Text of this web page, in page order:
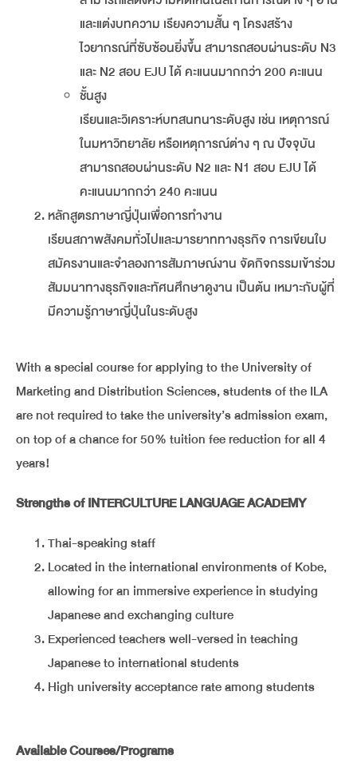
และแต่งบทความ เรียงความสั้น ๆ โครงสร้าง
ไวยากรณ์ที่ซับซ้อนยิ่งขึ้น สามารถสอบผ่านระดับ N3
และ N2 สอบ EJU ได้ คะแนนมากกว่า 200 คะแนน
ชั้นสูง
เรียนและวิเคราะห์บทสนทนาระดับสูง เช่น เหตุการณ์
ในมหาวิทยาลัย หรือเหตุการณ์ต่าง ๆ ณ ปัจจุบัน
สามารถสอบผ่านระดับ N2 และ N1 สอบ EJU ได้
คะแนนมากกว่า 240 คะแนน
หลักสูตรภาษาญี่ปุ่นเพื่อการทำงาน
เรียนสภาพสังคมทั่วไปและมารยาททางธุรกิจ การเขียนใบ
สมัครงานและจำลองการสัมภาษณ์งาน จัดกิจกรรมเข้าร่วม
สัมมนาทางธุรกิจและทัศนศึกษาดูงาน เป็นต้น เหมาะกับผู้ที่
มีความรู้ภาษาญี่ปุ่นในระดับสูง
With a special course for applying to the University of
Marketing and Distribution Sciences, students of the ILA
are not required to take the university’s admission exam,
on top of a chance for 50% tuition fee reduction for all 4
years!
Strengths of INTERCULTURE LANGUAGE ACADEMY
Thai-speaking staff
Located in the international environments of Kobe,
allowing for an immersive experience in studying
Japanese and exchanging culture
Experienced teachers well-versed in teaching
Japanese to international students
High university acceptance rate among students
Available Courses/Programs